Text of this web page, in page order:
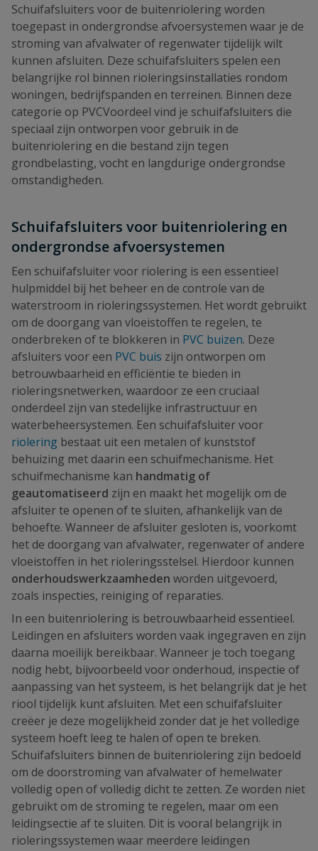
Schuifafsluiters voor de buitenriolering worden
toegepast in ondergrondse afvoersystemen waar je de
stroming van afvalwater of regenwater tijdelijk wilt
kunnen afsluiten. Deze schuifafsluiters spelen een
belangrijke rol binnen rioleringsinstallaties rondom
woningen, bedrijfspanden en terreinen. Binnen deze
categorie op PVCVoordeel vind je schuifafsluiters die
speciaal zijn ontworpen voor gebruik in de
buitenriolering en die bestand zijn tegen
grondbelasting, vocht en langdurige ondergrondse
omstandigheden.
Schuifafsluiters voor buitenriolering en
ondergrondse afvoersystemen
Een schuifafsluiter voor riolering is een essentieel
hulpmiddel bij het beheer en de controle van de
waterstroom in rioleringssystemen. Het wordt gebruikt
om de doorgang van vloeistoffen te regelen, te
onderbreken of te blokkeren in PVC buizen. Deze
afsluiters voor een PVC buis zijn ontworpen om
betrouwbaarheid en efficiëntie te bieden in
rioleringsnetwerken, waardoor ze een cruciaal
onderdeel zijn van stedelijke infrastructuur en
waterbeheersystemen. Een schuifafsluiter voor
riolering bestaat uit een metalen of kunststof
behuizing met daarin een schuifmechanisme. Het
schuifmechanisme kan handmatig of
geautomatiseerd zijn en maakt het mogelijk om de
afsluiter te openen of te sluiten, afhankelijk van de
behoefte. Wanneer de afsluiter gesloten is, voorkomt
het de doorgang van afvalwater, regenwater of andere
vloeistoffen in het rioleringsstelsel. Hierdoor kunnen
onderhoudswerkzaamheden worden uitgevoerd,
zoals inspecties, reiniging of reparaties.
In een buitenriolering is betrouwbaarheid essentieel.
Leidingen en afsluiters worden vaak ingegraven en zijn
daarna moeilijk bereikbaar. Wanneer je toch toegang
nodig hebt, bijvoorbeeld voor onderhoud, inspectie of
aanpassing van het systeem, is het belangrijk dat je het
riool tijdelijk kunt afsluiten. Met een schuifafsluiter
creëer je deze mogelijkheid zonder dat je het volledige
systeem hoeft leeg te halen of open te breken.
Schuifafsluiters binnen de buitenriolering zijn bedoeld
om de doorstroming van afvalwater of hemelwater
volledig open of volledig dicht te zetten. Ze worden niet
gebruikt om de stroming te regelen, maar om een
leidingsectie af te sluiten. Dit is vooral belangrijk in
rioleringssystemen waar meerdere leidingen